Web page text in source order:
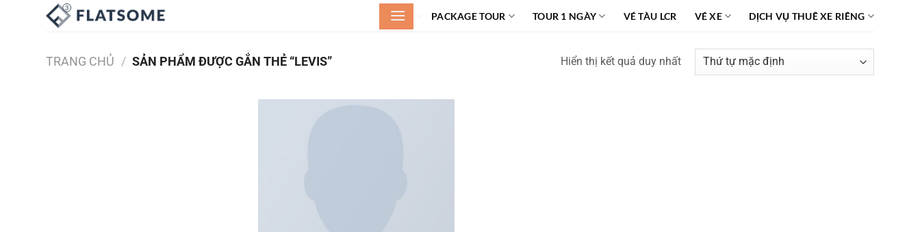
PACKAGE TOUR TOUR 1 NGÀY VÉ TÀU LCR VÉ XE DỊCH VỤ THUÊ XE RIÊNG
TRANG CHỦ / SẢN PHẨM ĐƯỢC GẮN THẺ “LEVIS” Hiển thị kết quả duy nhất